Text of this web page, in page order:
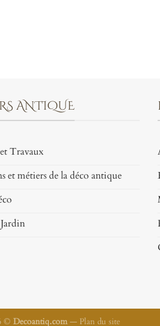
ANTIQUE
Travaux
et métiers de la déco antique
© Decoantiq.com— Plan du site